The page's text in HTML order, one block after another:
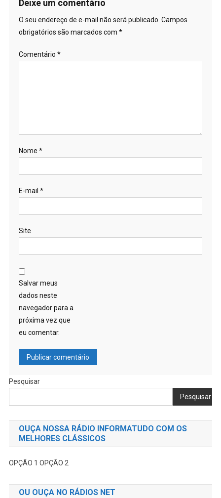
Deixe um comentário
O seu endereço de e-mail não será publicado. Campos
obrigatórios são marcados com *
Comentário *
Nome *
E-mail *
Site
Salvar meus
dados neste
navegador para a
próxima vez que
eu comentar.
Pesquisar
Pesquisar
OUÇA NOSSA RÁDIO INFORMATUDO COM OS
MELHORES CLÁSSICOS
OPÇÃO 1 OPÇÃO 2
OU OUÇA NO RÁDIOS NET